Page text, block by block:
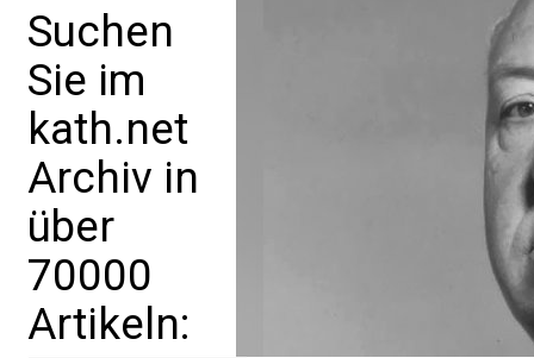
Suchen
Sie im
kath.net
Archiv in
über
70000
Artikeln: